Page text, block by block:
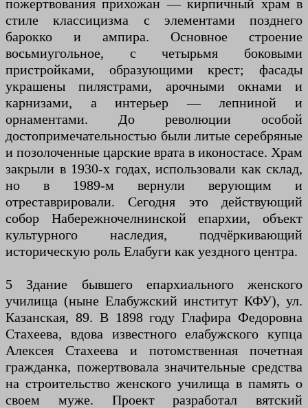
пожертвования прихожан — кирпичный храм в
стиле классицизма с элементами позднего
барокко и ампира. Основное строение
восьмиугольное, с четырьмя боковыми
пристройками, образующими крест; фасады
украшены пилястрами, арочными окнами и
карнизами, а интерьер — лепниной и
орнаментами. До революции особой
достопримечательностью были литые серебряные
и позолоченные царские врата в иконостасе. Храм
закрыли в 1930-х годах, использовали как склад,
но в 1989-м вернули верующим и
отреставрировали. Сегодня это действующий
собор Набережночелнинской епархии, объект
культурного наследия, подчёркивающий
историческую роль Елабуги как уездного центра.
5 Здание бывшего епархиального женского
училища (ныне Елабужский институт КФУ), ул.
Казанская, 89. В 1898 году Глафира Федоровна
Стахеева, вдова известного елабужского купца
Алексея Стахеева и потомственная почетная
гражданка, пожертвовала значительные средства
на строительство женского училища в память о
своем муже. Проект разработал вятский